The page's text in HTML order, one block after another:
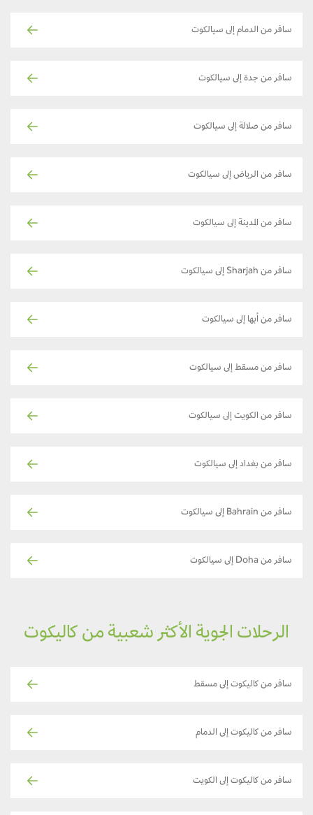
سافر من الدمام إلى سيالكوت
سافر من جدة إلى سيالكوت
سافر من صلالة إلى سيالكوت
سافر من الرياض إلى سيالكوت
سافر من المدينة إلى سيالكوت
سافر من Sharjah إلى سيالكوت
سافر من أبها إلى سيالكوت
سافر من مسقط إلى سيالكوت
سافر من الكويت إلى سيالكوت
سافر من بغداد إلى سيالكوت
سافر من Bahrain إلى سيالكوت
سافر من Doha إلى سيالكوت
الرحلات الجوية الأكثر شعبية من كاليكوت
سافر من كاليكوت إلى مسقط
سافر من كاليكوت إلى الدمام
سافر من كاليكوت إلى الكويت